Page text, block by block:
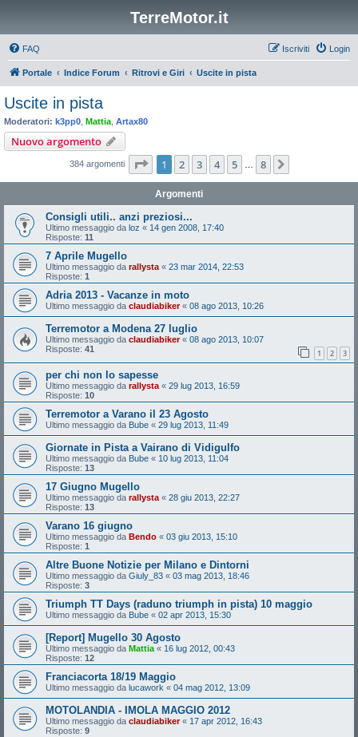
TerreMotor.it
FAQ Login
Iscriviti
Portale Indice Forum Ritrovi e Giri Uscite in pista
Uscite in pista
Moderatori: k3pp0 Mattia Artax80
Nuovo argomento
384 argomenti Pagina di
1 2 3 4 5 8
Argomenti
Consigli utili.. anzi preziosi...
Ultimo messaggio da loz « 14 gen 2008, 17:40
Risposte: 11
7 Aprile Mugello
Ultimo messaggio da rallysta « 23 mar 2014, 22:53
Risposte: 1
Adria 2013 - Vacanze in moto
Ultimo messaggio da claudiabiker« 08 ago 2013, 10:26
Terremotor a Modena 27 luglio
Ultimo messaggio da claudiabiker« 08 ago 2013, 10:07
Risposte: 41 1 2 3
per chi non lo sapesse
Ultimo messaggio da rallysta « 29 lug 2013, 16:59
Risposte: 10
Terremotor a Varano il 23 Agosto
Ultimo messaggio da Bube « 29 lug 2013, 11:49
Giornate in Pista a Vairano di Vidigulfo
Ultimo messaggio da Bube « 10 lug 2013, 11:04
Risposte: 13
17 Giugno Mugello
Ultimo messaggio da rallysta « 28 giu 2013, 22:27
Risposte: 13
Varano 16 giugno
Ultimo messaggio da Bendo « 03 giu 2013, 15:10
Risposte: 1
Altre Buone Notizie per Milano e Dintorni
Ultimo messaggio da Giuly_83 « 03 mag 2013, 18:46
Risposte: 3
Triumph TT Days (raduno triumph in pista) 10 maggio
Ultimo messaggio da Bube « 02 apr 2013, 15:30
[Report] Mugello 30 Agosto
Ultimo messaggio da Mattia « 16 lug 2012, 00:43
Risposte: 12
Franciacorta 18/19 Maggio
Ultimo messaggio da lucawork « 04 mag 2012, 13:09
MOTOLANDIA - IMOLA MAGGIO 2012
Ultimo messaggio da claudiabiker« 17 apr 2012, 16:43
Risposte: 9